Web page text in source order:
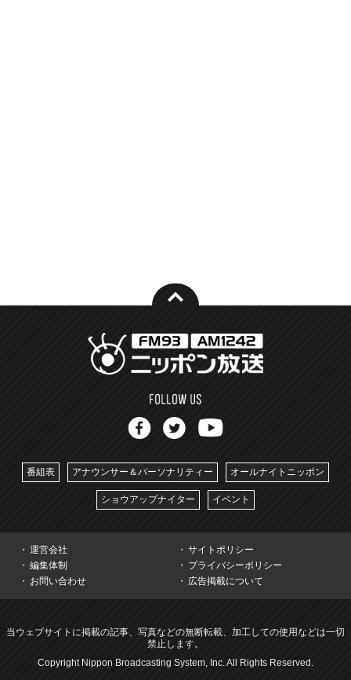
番組表 アナウンサー＆パーソナリティー オールナイトニッポン
ショウアップナイター イベント
運営会社
サイトポリシー
編集体制
プライバシーポリシー
お問い合わせ
広告掲載について
当ウェブサイトに掲載の記事、写真などの無断転載、加工しての使用などは一切
禁止します。
Copyright Nippon Broadcasting System, Inc. All Rights Reserved.